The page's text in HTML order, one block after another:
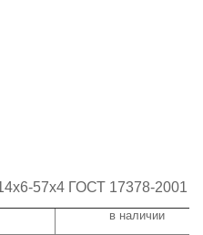
57х4 ГОСТ 17378-2001
в наличии